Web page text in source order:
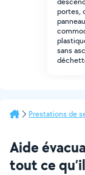
portes,
sans
Prestations de
Aide
tout ce